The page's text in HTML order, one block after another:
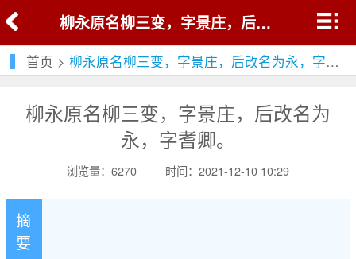
柳永原名柳三变，字景庄，后改名为永，字耆卿。
首页 >柳永原名柳三变，字景庄，后改名为永，字耆卿。
柳永原名柳三变，字景庄，后改名为
永，字耆卿。
浏览量：6270 时间：2021-12-10 10:29
摘
要